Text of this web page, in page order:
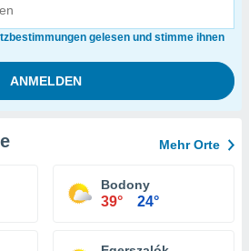
gelesen und stimme ihnen
Mehr Orte
Bodony
39° 24°